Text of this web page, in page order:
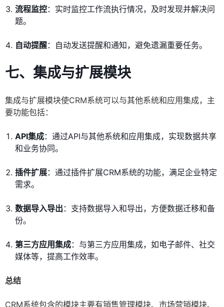
流程监控：实时监控工作流执行情况，及时发现并解决问
题。
自动提醒：自动发送提醒和通知，避免遗漏重要任务。
七、集成与扩展模块
集成与扩展模块使CRM系统可以与其他系统和应用集成，主
要功能包括：
API集成：通过API与其他系统和应用集成，实现数据共享
和业务协同。
插件扩展：通过插件扩展CRM系统的功能，满足企业特定
需求。
数据导入导出 ：支持数据导入和导出，方便数据迁移和备
份。
第三方应用集成：与第三方应用集成，如电子邮件、社交
媒体等，提高工作效率。
总结
CRM系统包含的模块主要有销售管理模块、市场营销模块、